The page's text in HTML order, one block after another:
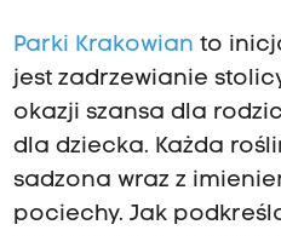
Parki Krakowian to
jest zadrzewianie
okazji szansa dla
dla dziecka. Każda
sadzona wraz z
pociechy. Jak